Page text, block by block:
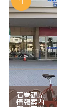
石巻観光
情報案内